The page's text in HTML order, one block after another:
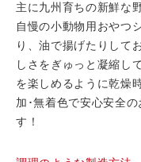
主に九州育ちの新鮮な
自慢の小動物用おやつ
り、油で揚げたりして
しさをぎゅっと凝縮し
を楽しめるように乾燥
加･無着色で安心安全
す！